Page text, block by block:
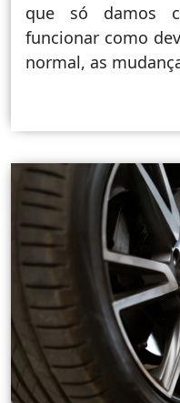
que só damos
funcionar como
normal, as